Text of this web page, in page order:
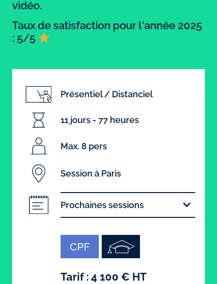
vidéo.
Taux de satisfaction pour l'année 2025
: 5/5
Présentiel / Distanciel
11 jours - 77 heures
Max. 8 pers
Session à Paris
Prochaines sessions
Tarif : 4 100 € HT